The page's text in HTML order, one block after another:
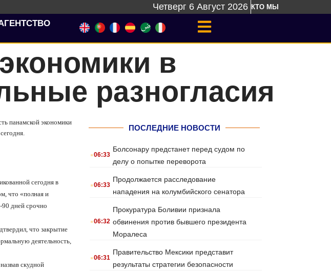
Четверг 6 Август 2026 КТО МЫ
в
разногласия
панамской экономики
сегодня в
что «полная и
90 дней срочно
что закрытие
деятельность,
скудной
ПОСЛЕДНИЕ НОВОСТИ
.06:33
Болсонару предстанет перед судом по
делу о попытке переворота
.06:33
Продолжается расследование
нападения на колумбийского сенатора
.06:32
Прокуратура Боливии признала
обвинения против бывшего президента
Моралеса
.06:31
Правительство Мексики представит
результаты стратегии безопасности